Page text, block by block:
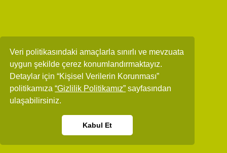
Veri politikasındaki amaçlarla sınırlı ve mevzuata
uygun şekilde çerez konumlandırmaktayız.
Detaylar için “Kişisel Verilerin Korunması”
politikamıza“Gizlilik Politikamız” sayfasından
ulaşabilirsiniz.
Kabul Et